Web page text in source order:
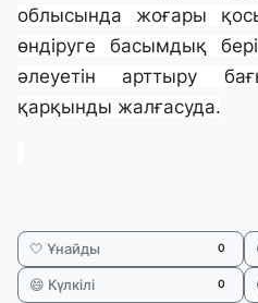
облысында жоғары
өндіруге басымдық
әлеуетін арттыру
қарқынды жалғасуда.
🤍 Ұнайды 0
😄 Күлкілі 0